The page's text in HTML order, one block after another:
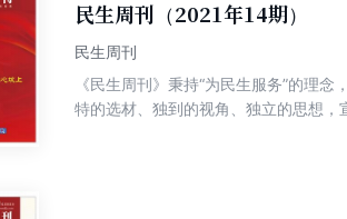
民生周刊（2021年14期）
民生周刊
《民生周刊》秉持“为民生服务”的理
特的选材、独到的视角、独立的思想